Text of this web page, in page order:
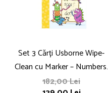
Set 3 Cărți Usborne Wipe-
Clean cu Marker – Numbers,
Words, Handwriting pentru
182,00 Lei